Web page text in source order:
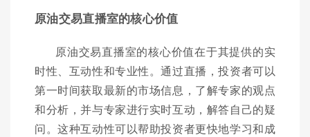
原油交易直播室的核心价值
原油交易直播室的核心价值在于其提供的实
时性、互动性和专业性。通过直播，投资者可以
第一时间获取最新的市场信息，了解专家的观点
和分析，并与专家进行实时互动，解答自己的疑
问。这种互动性可以帮助投资者更快地学习和成